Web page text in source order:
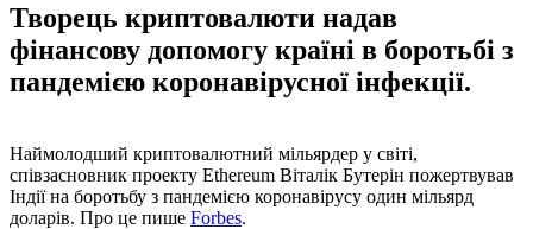
Творець криптовалюти надав
фінансову допомогу країні в боротьбі з
пандемією коронавірусної інфекції.
Наймолодший криптовалютний мільярдер у світі,
співзасновник проекту Ethereum Віталік Бутерін пожертвував
Індії на боротьбу з пандемією коронавірусу один мільярд
доларів. Про це пише Forbes.